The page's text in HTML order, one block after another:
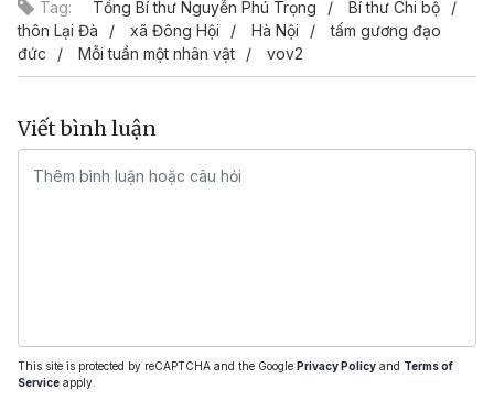
Tag: Tổng Bí thư Nguyễn Phú Trọng
Bí thư Chi bộ
thôn Lại Đà
xã Đông Hội Hà Nội
tấm gương đạo
đức
Mỗi tuần một nhân vật vov2
Viết bình luận
This site is protected by reCAPTCHA and the Google Privacy Policy and Terms of
Service apply.